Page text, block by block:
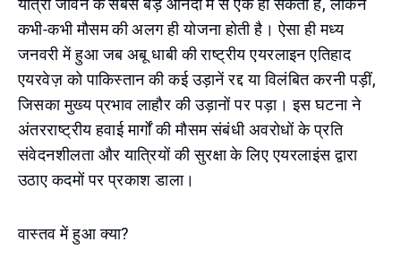
यात्रा जीवन के सबसे बड़े आनंदों में से एक हो सकती है, लेकिन
कभी-कभी मौसम की अलग ही योजना होती है। ऐसा ही मध्य
जनवरी में हुआ जब अबू धाबी की राष्ट्रीय एयरलाइन एतिहाद
एयरवेज़ को पाकिस्तान की कई उड़ानें रद्द या विलंबित करनी पड़ीं,
जिसका मुख्य प्रभाव लाहौर की उड़ानों पर पड़ा। इस घटना ने
अंतरराष्ट्रीय हवाई मार्गों की मौसम संबंधी अवरोधों के प्रति
संवेदनशीलता और यात्रियों की सुरक्षा के लिए एयरलाइंस द्वारा
उठाए कदमों पर प्रकाश डाला।
वास्तव में हुआ क्या?